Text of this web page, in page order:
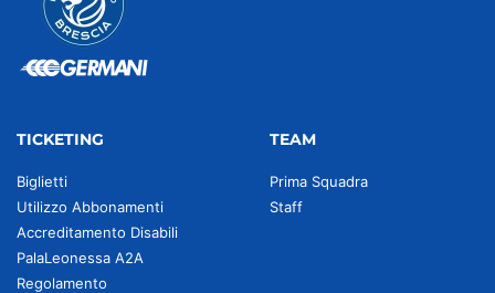
TICKETING
Biglietti
Utilizzo Abbonamenti
Accreditamento Disabili
PalaLeonessa A2A
Regolamento
TEAM
Prima Squadra
Staff